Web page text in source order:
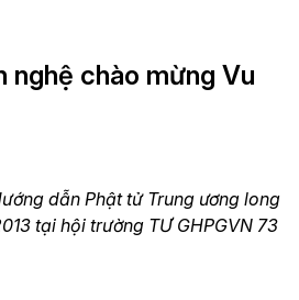
nghệ chào mừng Vu
dẫn Phật tử Trung ương long
tại hội trường TƯ GHPGVN 73